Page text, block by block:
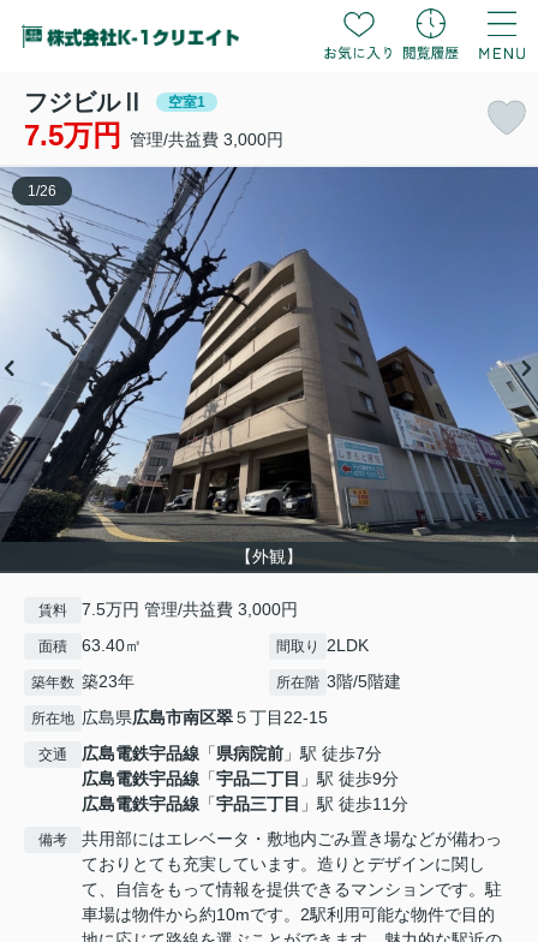
フジビルⅡ 空室1
7.5万円 管理/共益費 3,000円
【外観】
1 /26
賃料 7.5万円 管理/共益費 3,000円
面積 63.40㎡ 間取り 2LDK
築年数 築23年 所在階 3階/5階建
所在地 広島県広島市南区翠５丁目22-15
交通 広島電鉄宇品線 「県病院前 」駅 徒歩7分
広島電鉄宇品線 「宇品二丁目 」駅 徒歩9分
広島電鉄宇品線 「宇品三丁目 」駅 徒歩11分
備考
共用部にはエレベータ・敷地内ごみ置き場などが備わっ
ておりとても充実しています。造りとデザインに関し
て、自信をもって情報を提供できるマンションです。駐
車場は物件から約10mです。2駅利用可能な物件で目的